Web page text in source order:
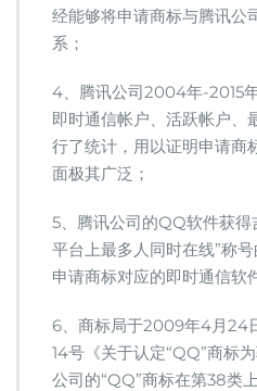
经能够将申请商标与腾讯公
系；
4、腾讯公司2004年-2015
即时通信帐户、活跃帐户、
行了统计，用以证明申请商
面极其广泛；
5、腾讯公司的QQ软件获
平台上最多人同时在线”称
申请商标对应的即时通信软
6、商标局于2009年4月24
14号《关于认定“QQ”商标
公司的“QQ”商标在第38类